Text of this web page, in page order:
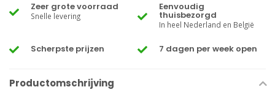
Zeer grote voorraad
Snelle levering
Eenvoudig
thuisbezorgd
In heel Nederland en België
Scherpste prijzen 7 dagen per week open
Productomschrijving